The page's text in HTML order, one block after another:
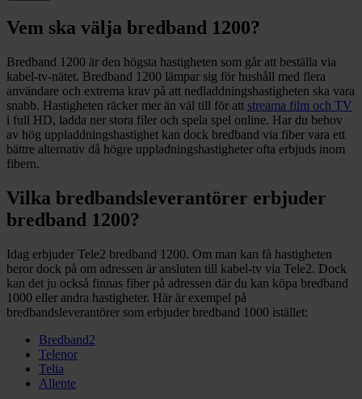
Vem ska välja bredband 1200?
Bredband 1200 är den högsta hastigheten som går att beställa via
kabel-tv-nätet. Bredband 1200 lämpar sig för hushåll med flera
användare och extrema krav på att nedladdningshastigheten ska vara
snabb. Hastigheten räcker mer än väl till för att streama film och TV
i full HD, ladda ner stora filer och spela spel online. Har du behov
av hög uppladdningshastighet kan dock bredband via fiber vara ett
bättre alternativ då högre uppladningshastigheter ofta erbjuds inom
fibern.
Vilka bredbandsleverantörer erbjuder
bredband 1200?
Idag erbjuder Tele2 bredband 1200. Om man kan få hastigheten
beror dock på om adressen är ansluten till kabel-tv via Tele2. Dock
kan det ju också finnas fiber på adressen där du kan köpa bredband
1000 eller andra hastigheter. Här är exempel på
bredbandsleverantörer som erbjuder bredband 1000 istället:
Bredband2
Telenor
Telia
Allente